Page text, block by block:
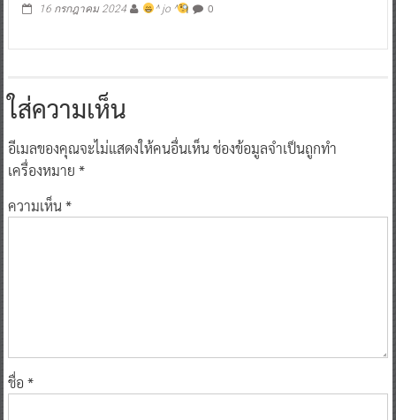
16 กรกฎาคม 2024 ^ jo ^ 0
ใส่ความเห็น
อีเมลของคุณจะไม่แสดงให้คนอื่นเห็นช่องข้อมูลจำเป็นถูกทำ
เครื่องหมาย *
ความเห็น*
ชื่อ *